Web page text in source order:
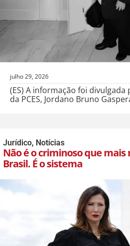
julho 29, 2026
(ES) A informação foi divulgada
da PCES, Jordano Bruno
Jurídico, Notícias
Não é o criminoso que
Brasil. É o sistema